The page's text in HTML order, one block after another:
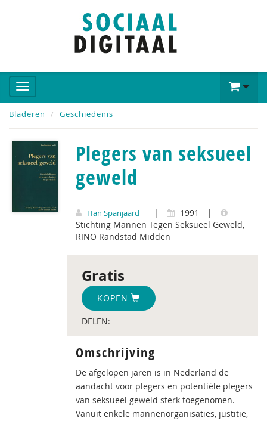
Bladeren Geschiedenis
Plegers van seksueel
geweld
Han Spanjaard | 1991
|
Stichting Mannen Tegen Seksueel Geweld,
RINO Randstad Midden
Gratis
KOPEN
DELEN:
Omschrijving
De afgelopen jaren is in Nederland de
aandacht voor plegers en potentiële plegers
van seksueel geweld sterk toegenomen.
Vanuit enkele mannenorganisaties, justitie,